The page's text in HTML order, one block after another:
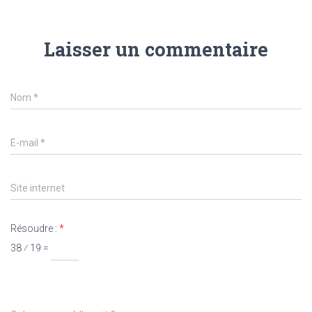
Laisser un commentaire
Nom *
E-mail *
Site internet
Résoudre : *
38 ⁄ 19 =